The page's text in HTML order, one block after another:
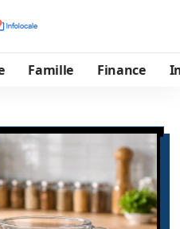
Famille Finance